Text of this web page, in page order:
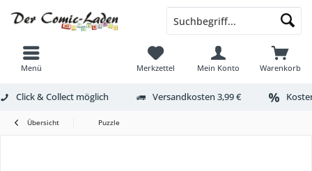
Menü Warenkorb
Merkzettel Mein Konto
Click & Collect möglich Versandkosten 3,99 €
Übersicht Puzzle